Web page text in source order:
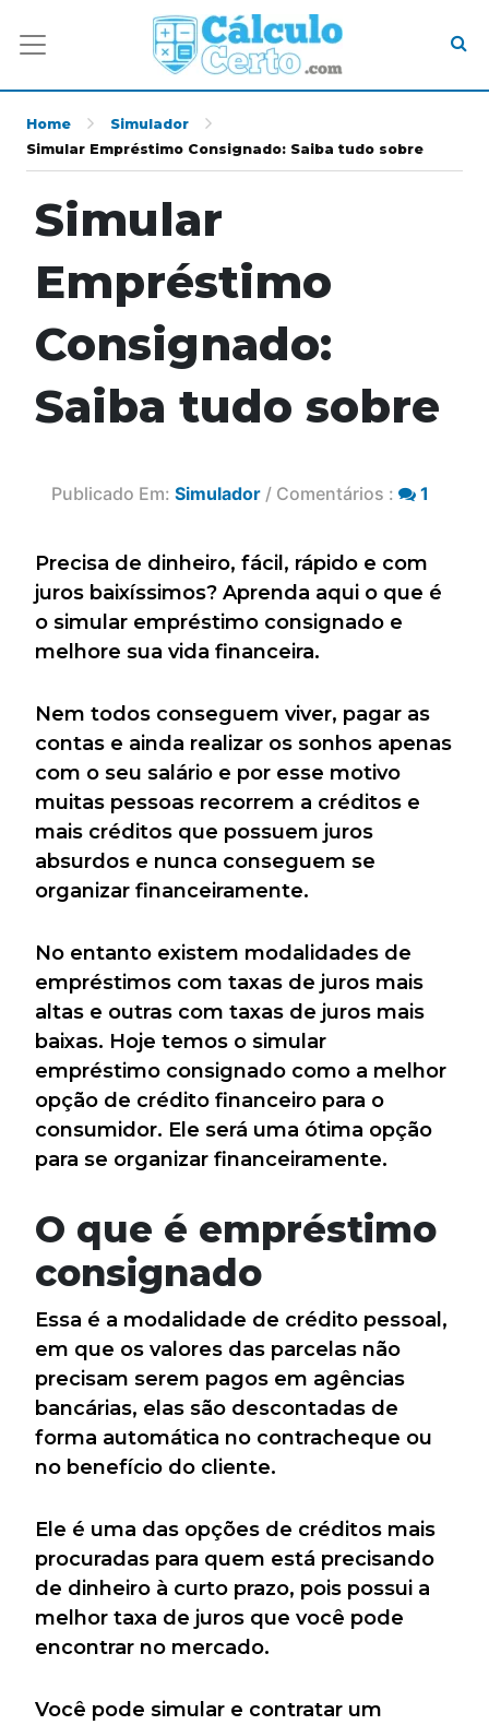
Home
Simulador
Simular Empréstimo Consignado: Saiba tudo sobre
Simular
Empréstimo
Consignado:
Saiba tudo sobre
Publicado Em: Simulador / Comentários : 1
Precisa de dinheiro, fácil, rápido e com
juros baixíssimos? Aprenda aqui o que é
o simular empréstimo consignado e
melhore sua vida financeira.
Nem todos conseguem viver, pagar as
contas e ainda realizar os sonhos apenas
com o seu salário e por esse motivo
muitas pessoas recorrem a créditos e
mais créditos que possuem juros
absurdos e nunca conseguem se
organizar financeiramente.
No entanto existem modalidades de
empréstimos com taxas de juros mais
altas e outras com taxas de juros mais
baixas. Hoje temos o simular
empréstimo consignado como a melhor
opção de crédito financeiro para o
consumidor. Ele será uma ótima opção
para se organizar financeiramente.
O que é empréstimo
consignado
Essa é a modalidade de crédito pessoal,
em que os valores das parcelas não
precisam serem pagos em agências
bancárias, elas são descontadas de
forma automática no contracheque ou
no benefício do cliente.
Ele é uma das opções de créditos mais
procuradas para quem está precisando
de dinheiro à curto prazo, pois possui a
melhor taxa de juros que você pode
encontrar no mercado.
Você pode simular e contratar um